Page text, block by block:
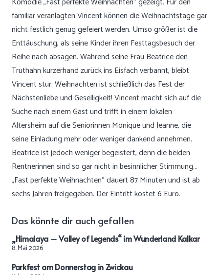
familiär veranlagten Vincent können die Weihnachtstage gar
nicht festlich genug gefeiert werden. Umso größer ist die
Enttäuschung, als seine Kinder ihren Festtagsbesuch der
Reihe nach absagen. Während seine Frau Beatrice den
Truthahn kurzerhand zurück ins Eisfach verbannt, bleibt
Vincent stur. Weihnachten ist schließlich das Fest der
Nächstenliebe und Geselligkeit! Vincent macht sich auf die
Suche nach einem Gast und trifft in einem lokalen
Altersheim auf die Seniorinnen Monique und Jeanne, die
seine Einladung mehr oder weniger dankend annehmen.
Beatrice ist jedoch weniger begeistert, denn die beiden
Rentnerinnen sind so gar nicht in besinnlicher Stimmung…
„Fast perfekte Weihnachten“ dauert 87 Minuten und ist ab
sechs Jahren freigegeben. Der Eintritt kostet 6 Euro.
Das könnte dir auch gefallen
„Himalaya – Valley of Legends“ im Wunderland Kalkar
8. Mai 2026
Parkfest am Donnerstag in Zwickau